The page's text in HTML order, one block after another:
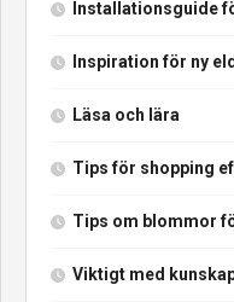
Installationsguide
Inspiration för ny
Läsa och lära
Tips för shopping
Tips om blommor
Viktigt med